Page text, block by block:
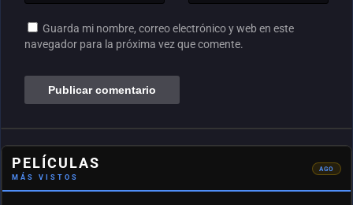
Guarda mi nombre, correo electrónico y web en este
navegador para la próxima vez que comente.
PELÍCULAS
MÁS VISTOS
AGO
435
vistas